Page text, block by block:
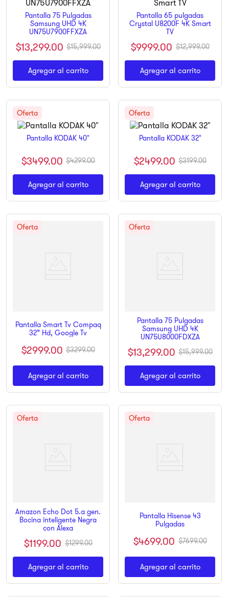
Pantalla 75 Pulgadas
Samsung UHD 4K
UN75U7900FFXZA
$13,299.00 $15,999.00
Agregar al carrito
Pantalla 65 pulgadas
Crystal U8200F 4K Smart
TV
$9999.00 $12,999.00
Agregar al carrito
Pantalla KODAK 40"
$3499.00 $4299.00
Agregar al carrito
Pantalla KODAK 32"
$2499.00 $3199.00
Agregar al carrito
Pantalla Smart Tv Compaq
32” Hd, Google Tv
$2999.00 $3299.00
Agregar al carrito
Pantalla 75 Pulgadas
Samsung UHD 4K
UN75U8000FDXZA
$13,299.00 $15,999.00
Agregar al carrito
Amazon Echo Dot 5.ª gen.
Bocina inteligente Negra
con Alexa
$1199.00 $1299.00
Agregar al carrito
Pantalla Hisense 43
Pulgadas
$4699.00 $7699.00
Agregar al carrito
.
ninja
pulsar